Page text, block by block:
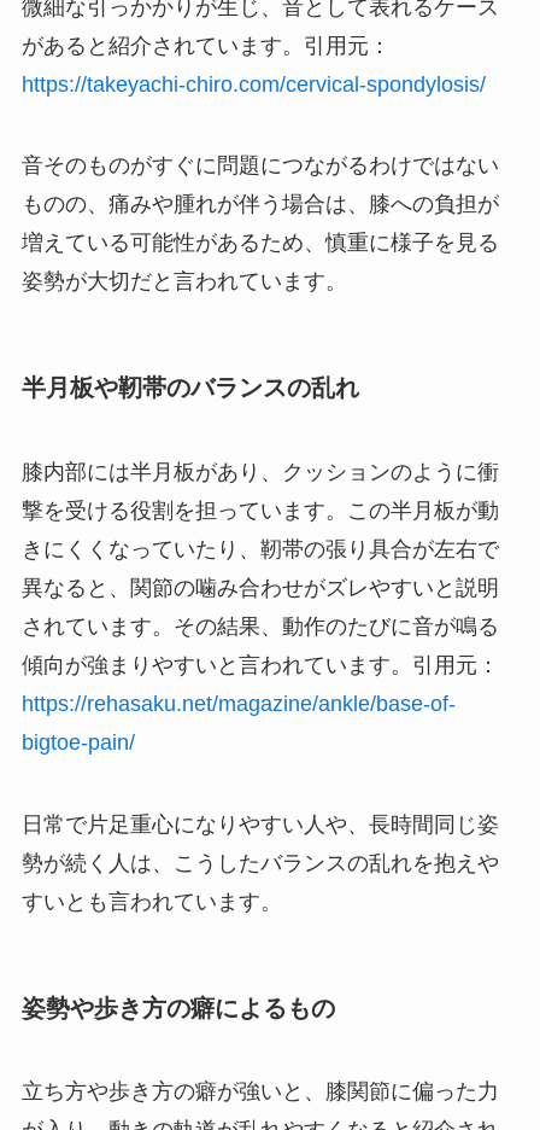
微細な引っかかりが生じ、音として表れるケース
があると紹介されています。引用元：
https://takeyachi-chiro.com/cervical-spondylosis/
音そのものがすぐに問題につながるわけではない
ものの、痛みや腫れが伴う場合は、膝への負担が
増えている可能性があるため、慎重に様子を見る
姿勢が大切だと言われています。
半月板や靭帯のバランスの乱れ
膝内部には半月板があり、クッションのように衝
撃を受ける役割を担っています。この半月板が動
きにくくなっていたり、靭帯の張り具合が左右で
異なると、関節の噛み合わせがズレやすいと説明
されています。その結果、動作のたびに音が鳴る
傾向が強まりやすいと言われています。引用元：
https://rehasaku.net/magazine/ankle/base-of-
bigtoe-pain/
日常で片足重心になりやすい人や、長時間同じ姿
勢が続く人は、こうしたバランスの乱れを抱えや
すいとも言われています。
姿勢や歩き方の癖によるもの
立ち方や歩き方の癖が強いと、膝関節に偏った力